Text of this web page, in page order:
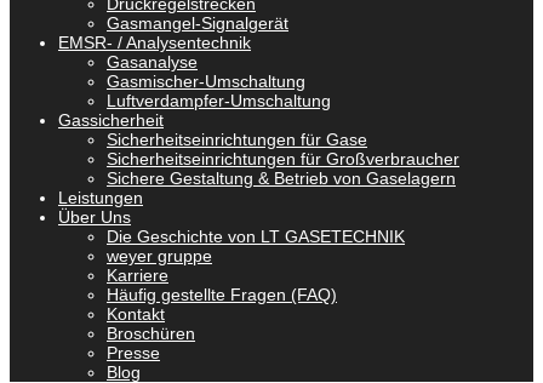
Gasmangel-Signalgerät
EMSR- / Analysentechnik
Gasanalyse
Gasmischer-Umschaltung
Luftverdampfer-Umschaltung
Gassicherheit
Sicherheitseinrichtungen für Gase
Sicherheitseinrichtungen für Großverbraucher
Sichere Gestaltung & Betrieb von Gaselagern
Leistungen
Über Uns
Die Geschichte von LT GASETECHNIK
weyer gruppe
Karriere
Häufig gestellte Fragen (FAQ)
Kontakt
Broschüren
Presse
Blog